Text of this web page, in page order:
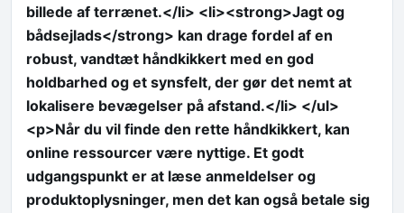
billede af terrænet.</li> <li><strong>Jagt og
bådsejlads</strong> kan drage fordel af en
robust, vandtæt håndkikkert med en god
holdbarhed og et synsfelt, der gør det nemt at
lokalisere bevægelser på afstand.</li> </ul>
<p>Når du vil finde den rette håndkikkert, kan
online ressourcer være nyttige. Et godt
udgangspunkt er at læse anmeldelser og
produktoplysninger, men det kan også betale sig